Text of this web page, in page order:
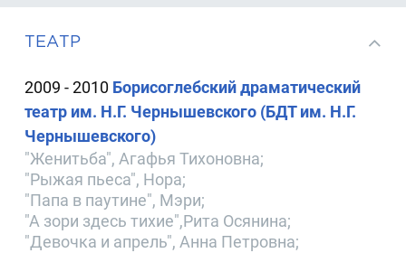
ТЕАТР
2009 - 2010 Борисоглебский драматический
театр им. Н.Г. Чернышевского (БДТ им. Н.Г.
Чернышевского)
"Женитьба", Агафья Тихоновна;
"Рыжая пьеса", Нора;
"Папа в паутине", Мэри;
"А зори здесь тихие",Рита Осянина;
"Девочка и апрель", Анна Петровна;